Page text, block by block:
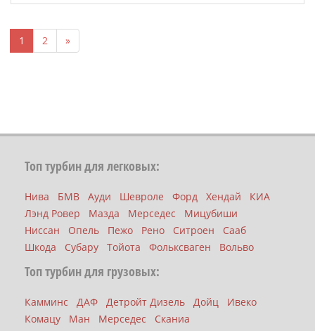
1 2 »
Топ турбин для легковых:
Нива БМВ Ауди Шевроле Форд Хендай
КИА
Лэнд Ровер
Мазда Мерседес
Мицубиши
Ниссан
Опель Пежо Рено Ситроен
Сааб
Шкода
Субару Тойота Фольксваген Вольво
Топ турбин для грузовых:
Камминс ДАФ Детройт Дизель Дойц
Ивеко
Комацу
Ман Мерседес Сканиа